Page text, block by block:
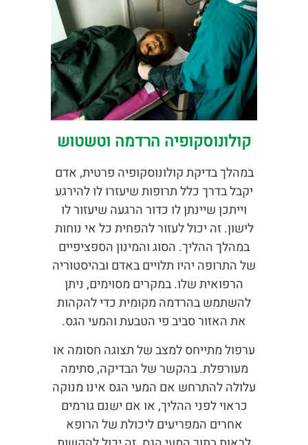
קולונוסקופיה הרדמה וטשטוש
במהלך בדיקת קולונוסקופיה פרטית, אדם
יקבל בדרך כלל תרופות שיעזרו לו להירגע
וייתכן שיינתן לו כדור הרגעה שיעזור לו
לישון. זה יכול לעזור להפחית כל אי נוחות
במהלך ההליך. הסוג והמינון הספציפיים
של התרופה יהיו תלויים באדם ובהיסטוריה
הרפואית שלו. במקרים מסוימים, ניתן
להשתמש בהרדמה מקומית כדי להקהות
את האזור סביב פי הטבעת והמעי הגס.
ערפול מתייחס למצב של תצוגה חסומה או
מעורפלת. בהקשר של הבדיקה, סתימה
עלולה להתרחש אם המעי הגס אינו מנוקה
כראוי לפני ההליך, או אם ישנם גורמים
אחרים המפריעים ליכולת של הרופא